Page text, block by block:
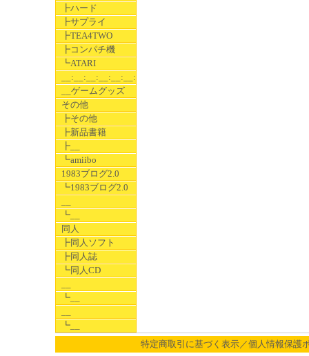
┣ハード
┣サプライ
┣TEA4TWO
┣コンパチ機
┗ATARI
__:__:__:__:__:__:__
__ゲームグッズ
その他
┣その他
┣新品書籍
┣__
┗amiibo
1983ブログ2.0
┗1983ブログ2.0
┗__
同人
┣同人ソフト
┣同人誌
┗同人CD
┗__
┗__
特定商取引に基づく表示／個人情報保護